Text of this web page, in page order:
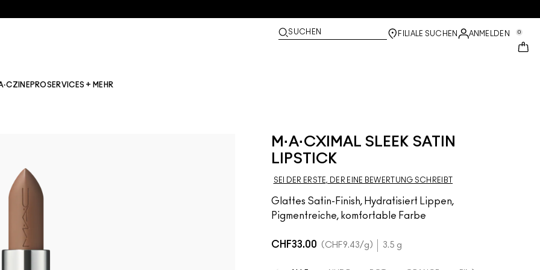
SUCHEN FILIALE SUCHEN ANMELDEN 0
PROSERVICES + MEHR
M·A·CXIMAL SLEEK SATIN
LIPSTICK
SEI DER ERSTE, DER EINE BEWERTUNG SCHREIBT
Glattes Satin-Finish, Hydratisiert Lippen,
Pigmentreiche, komfortable Farbe
CHF33.00 CHF9.43/g 3.5 g